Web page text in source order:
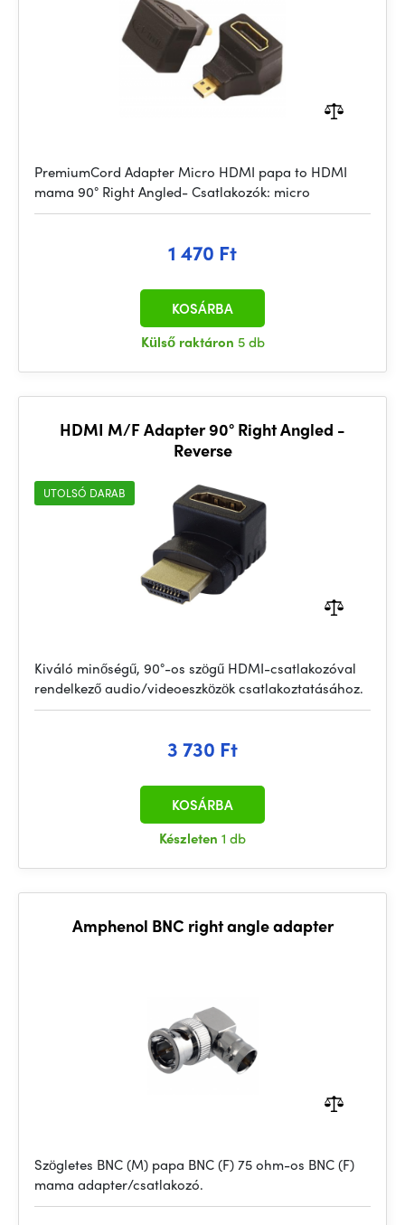
PremiumCord Adapter Micro HDMI papa to HDMI
mama 90° Right Angled- Csatlakozók: micro
1 470 Ft
Külső raktáron 5 db
KOSÁRBA
HDMI M/F Adapter 90° Right Angled -
Reverse
UTOLSÓ DARAB
Kiváló minőségű, 90°-os szögű HDMI-csatlakozóval
rendelkező audio/videoeszközök csatlakoztatásához.
3 730 Ft
Készleten 1 db
KOSÁRBA
Amphenol BNC right angle adapter
Szögletes BNC (M) papa BNC (F) 75 ohm-os BNC (F)
mama adapter/csatlakozó.